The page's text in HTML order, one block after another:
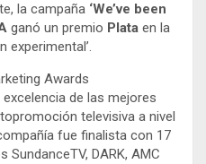
la campaña ‘We’ve been
ganó un premio Plata en la
experimental’.
Awards
excelencia de las mejores
televisiva a nivel
fue finalista con 17
DARK, AMC